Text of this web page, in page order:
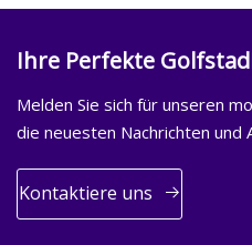
Ihre Perfekte
Melden Sie sich für unseren
die neuesten Nachrichten und
Kontaktiere uns